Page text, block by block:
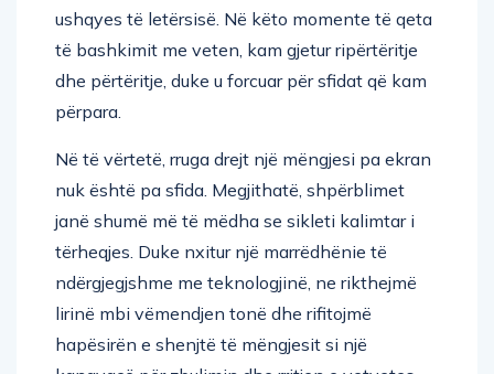
ushqyes të letërsisë. Në këto momente të qeta
të bashkimit me veten, kam gjetur ripërtëritje
dhe përtëritje, duke u forcuar për sfidat që kam
përpara.
Në të vërtetë, rruga drejt një mëngjesi pa ekran
nuk është pa sfida. Megjithatë, shpërblimet
janë shumë më të mëdha se sikleti kalimtar i
tërheqjes. Duke nxitur një marrëdhënie të
ndërgjegjshme me teknologjinë, ne rikthejmë
lirinë mbi vëmendjen tonë dhe rifitojmë
hapësirën e shenjtë të mëngjesit si një